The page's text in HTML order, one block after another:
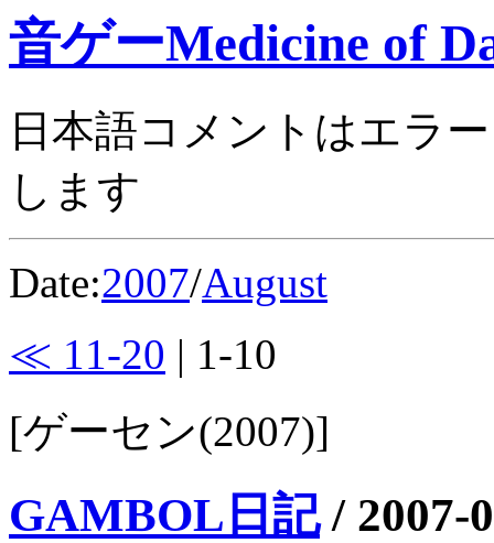
音ゲーMedicine of
日本語コメントはエラ
します
Date:2007/August
≪ 11-20 | 1-10
[ゲーセン(2007)]
GAMBOL日記/ 2007-